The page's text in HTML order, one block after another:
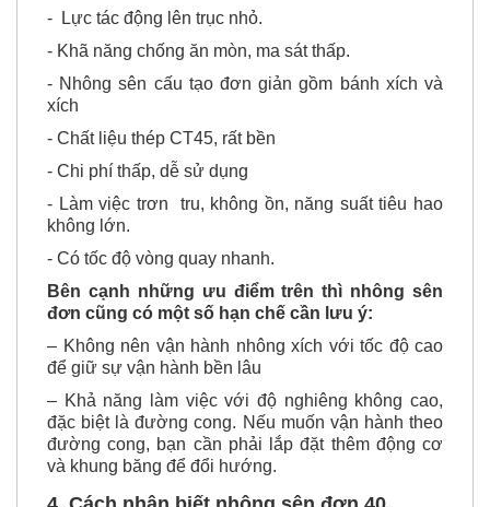
năng suất tiêu hao lại cực nhỏ
- Lực tác động lên trục nhỏ.
- Khã năng chống ăn mòn, ma sát thấp.
- Nhông sên cấu tạo đơn giản gồm bánh xích và
xích
- Chất liệu thép CT45, rất bền
- Chi phí thấp, dễ sử dụng
- Làm việc trơn tru, không ồn, năng suất tiêu hao
không lớn.
- Có tốc độ vòng quay nhanh.
Bên cạnh những ưu điểm trên thì nhông sên
đơn cũng có một số hạn chế cần lưu ý:
– Không nên vận hành nhông xích với tốc độ cao
để giữ sự vận hành bền lâu
– Khả năng làm việc với độ nghiêng không cao,
đặc biệt là đường cong. Nếu muốn vận hành theo
đường cong, bạn cần phải lắp đặt thêm động cơ
và khung băng để đổi hướng.